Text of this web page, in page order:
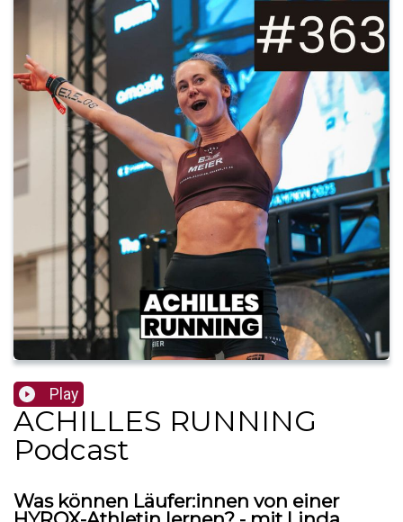
Play
ACHILLES RUNNING
Podcast
Was können Läufer:innen von einer